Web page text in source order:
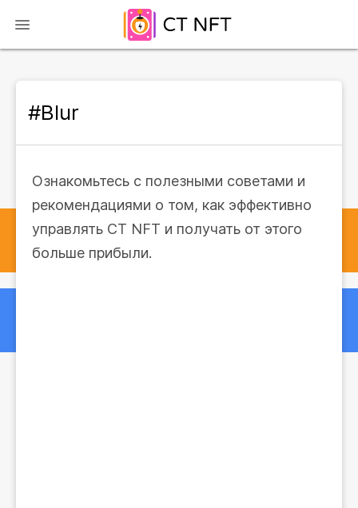
#Blur
Ознакомьтесь с полезными советами и
рекомендациями о том, как эффективно
управлять CT NFT и получать от этого
больше прибыли.